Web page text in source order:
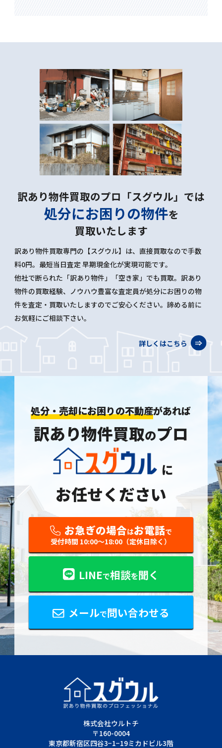
訳あり物件買取のプロ「スグウル」では
処分にお困りの物件を
買取いたします
訳あり物件買取専門の【スグウル】は、直接買取なので手数
料0円。最短当日査定 早期現金化が実現可能です。
他社で断られた「訳あり物件」「空き家」でも買取。訳あり
物件の買取経験、ノウハウ豊富な査定員が処分にお困りの物
件を査定・買取いたしますのでご安心ください。諦める前に
お気軽にご相談下さい。
詳しくはこちら
処分・売却にお困りの不動産があれば
訳あり物件買取のプロ
に
お任せください
お急ぎの場合はお電話で
受付時間 10:00〜18:00（定休日除く）
LINEで相談を聞く
メールで問い合わせる
株式会社ウルトチ
〒160-0004
東京都新宿区四谷3−1−19ミカドビル3階